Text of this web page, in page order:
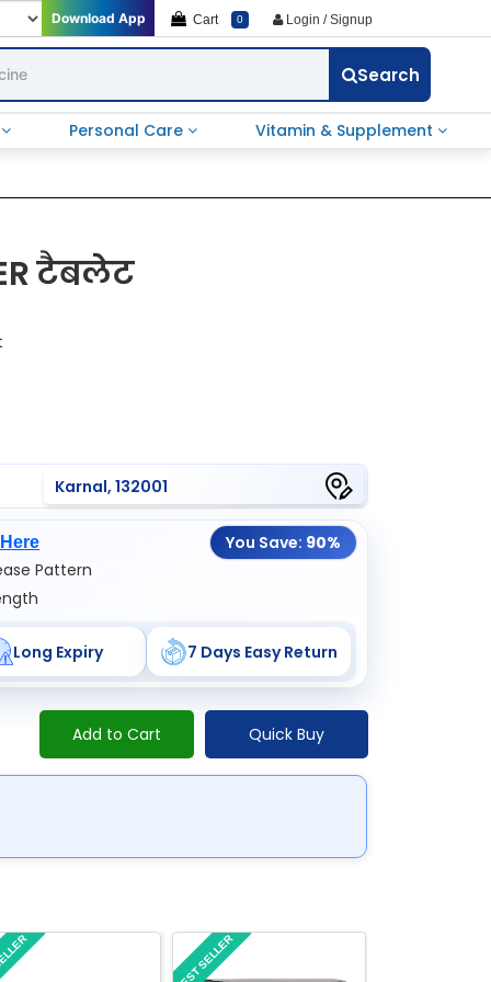
Download App Cart 0 Login / Signup
Search
Personal Care Vitamin & Supplement
टैबलेट
Karnal, 132001
You Save: 90%
Pattern
Long Expiry 7 Days Easy Return
Add to Cart Quick Buy
BEST SELLER